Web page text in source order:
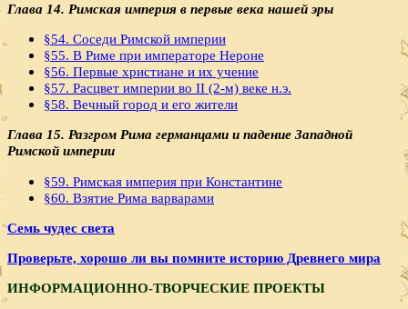
Глава 14. Римская империя в первые века нашей эры
§54. Соседи Римской империи
§55. В Риме при императоре Нероне
§56. Первые христиане и их учение
§57. Расцвет империи во II (2-м) веке н.э.
§58. Вечный город и его жители
Глава 15. Разгром Рима германцами и падение Западной
Римской империи
§59. Римская империя при Константине
§60. Взятие Рима варварами
Семь чудес света
Проверьте, хорошо ли вы помните историю Древнего мира
ИНФОРМАЦИОННО-ТВОРЧЕСКИЕ ПРОЕКТЫ